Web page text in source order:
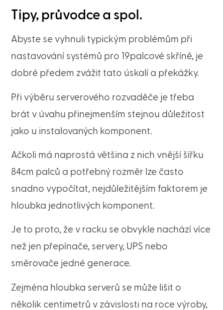
Tipy, průvodce a spol.
Abyste se vyhnuli typickým problémům při
nastavování systémů pro 19palcové skříně, je
dobré předem zvážit tato úskalí a překážky.
Při výběru serverového rozvaděče je třeba
brát v úvahu přinejmenším stejnou důležitost
jako u instalovaných komponent.
Ačkoli má naprostá většina z nich vnější šířku
84cm palců a potřebný rozměr lze často
snadno vypočítat, nejdůležitějším faktorem je
hloubka jednotlivých komponent.
Je to proto, že v racku se obvykle nachází více
než jen přepínače, servery, UPS nebo
směrovače jedné generace.
Zejména hloubka serverů se může lišit o
několik centimetrů v závislosti na roce výroby,